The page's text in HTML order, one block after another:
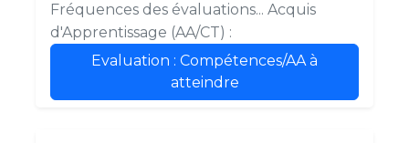
Fréquences des évaluations... Acquis
d'Apprentissage (AA/CT) :
Evaluation : Compétences/AA à
atteindre